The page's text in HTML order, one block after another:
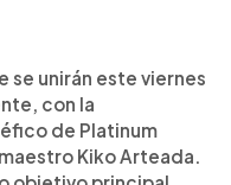
se unirán este viernes
con la
de Platinum
Kiko Arteada.